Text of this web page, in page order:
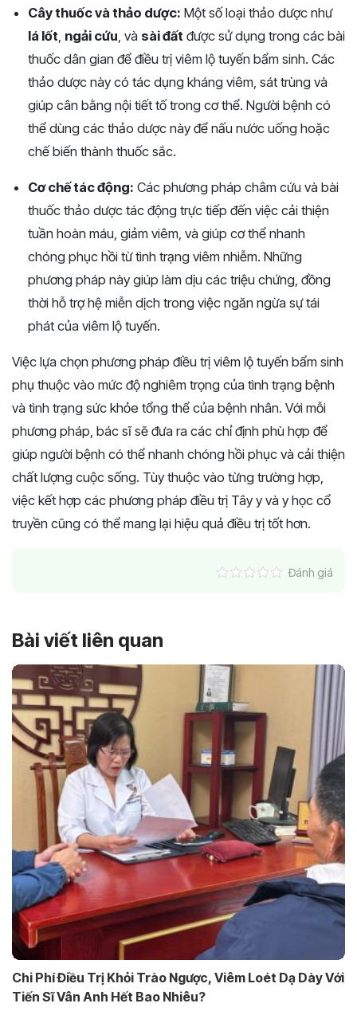
Cây thuốc và thảo dược: Một số loại thảo dược như
lá lốt ngải cứu , và sài đất được sử dụng trong các bài
thuốc dân gian để điều trị viêm lộ tuyến bẩm sinh. Các
thảo dược này có tác dụng kháng viêm, sát trùng và
giúp cân bằng nội tiết tố trong cơ thể. Người bệnh có
thể dùng các thảo dược này để nấu nước uống hoặc
chế biến thành thuốc sắc.
Cơ chế tác động: Các phương pháp châm cứu và bài
thuốc thảo dược tác động trực tiếp đến việc cải thiện
tuần hoàn máu, giảm viêm, và giúp cơ thể nhanh
chóng phục hồi từ tình trạng viêm nhiễm. Những
phương pháp này giúp làm dịu các triệu chứng, đồng
thời hỗ trợ hệ miễn dịch trong việc ngăn ngừa sự tái
phát của viêm lộ tuyến.
Việc lựa chọn phương pháp điều trị viêm lộ tuyến bẩm sinh
phụ thuộc vào mức độ nghiêm trọng của tình trạng bệnh
và tình trạng sức khỏe tổng thể của bệnh nhân. Với mỗi
phương pháp, bác sĩ sẽ đưa ra các chỉ định phù hợp để
giúp người bệnh có thể nhanh chóng hồi phục và cải thiện
chất lượng cuộc sống. Tùy thuộc vào từng trường hợp,
việc kết hợp các phương pháp điều trị Tây y và y học cổ
truyền cũng có thể mang lại hiệu quả điều trị tốt hơn.
Đánh giá
Bài viết liên quan
Chi Phí Điều Trị Khỏi Trào Ngược, Viêm Loét Dạ Dày Với
Tiến Sĩ Vân Anh Hết Bao Nhiêu?